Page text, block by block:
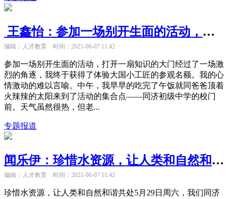
王鑫怡：参加一场别开生面的活动，打开一扇知识的大门
编辑：人才教育 时间：2021-06-07 11:42
参加一场别开生面的活动，打开一扇知识的大门经过了一场激
烈的角逐，我终于获得了体验大国小工匠的参观名额。我的心
情激动的难以言喻。中午，我早早的吃完了午饭就同爸爸顶着
火辣辣的太阳来到了活动的集合点——同济初级中学的校门
前。天气虽然很热，但老...
专题报道
闻乐伊：珍惜水资源，让人类和自然和谐共处
编辑：人才教育 时间：2021-06-07 11:42
珍惜水资源，让人类和自然和谐共处5月29日周六，我们同济